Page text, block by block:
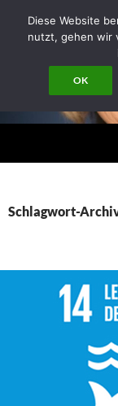
Inhalt
Schlagwort-
Diese Website
nutzt, gehen wir
OK